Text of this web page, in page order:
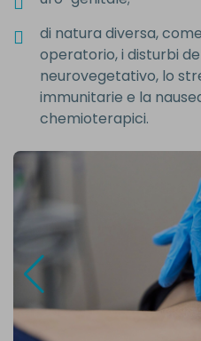
di natura diversa,
operatorio, i disturbi
neurovegetativo, lo
immunitarie e la
chemioterapici.